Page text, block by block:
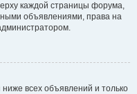
каждой страницы форума,
объявлениями, права на
всех объявлений и только